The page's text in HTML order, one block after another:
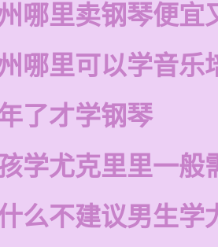
哪里卖钢琴便宜
哪里可以学音乐
了才学钢琴
学尤克里里一般
么不建议男生学